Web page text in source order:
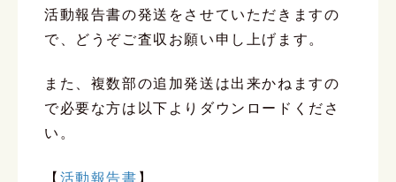
活動報告書の発送をさせていただきますの
で、どうぞご査収お願い申し上げます。
また、複数部の追加発送は出来かねますの
で必要な方は以下よりダウンロードくださ
い。
【活動報告書】